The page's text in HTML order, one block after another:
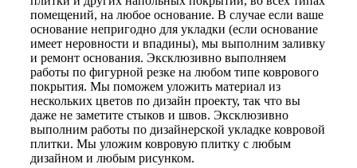
помещений, на любое основание. В случае если ваше
основание непригодно для укладки (если основание
имеет неровности и впадины), мы выполним заливку
и ремонт основания. Эксклюзивно выполняем
работы по фигурной резке на любом типе коврового
покрытия. Мы поможем уложить материал из
нескольких цветов по дизайн проекту, так что вы
даже не заметите стыков и швов. Эксклюзивно
выполним работы по дизайнерской укладке ковровой
плитки. Мы уложим ковровую плитку с любым
дизайном и любым рисунком.